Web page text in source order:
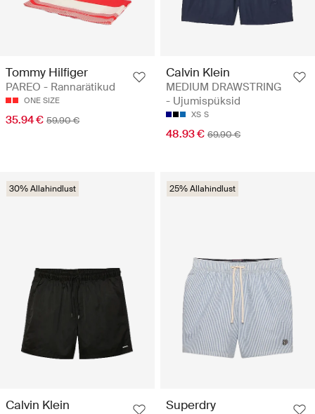
Tommy Hilfiger
PAREO - Rannarätikud
ONE SIZE
35.94 € 59.90 €
Calvin Klein
MEDIUM DRAWSTRING
- Ujumispüksid
XS S
48.93 € 69.90 €
30% Allahindlust
Calvin Klein
25% Allahindlust
Superdry